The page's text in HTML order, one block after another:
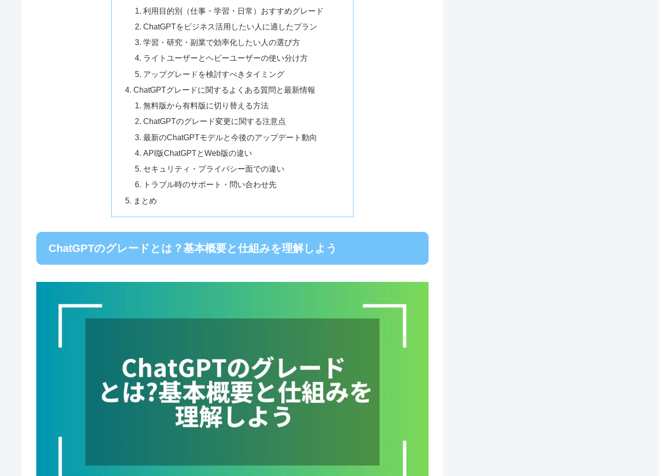
利用目的別（仕事・学習・日常）おすすめグレード
ChatGPTをビジネス活用したい人に適したプラン
学習・研究・副業で効率化したい人の選び方
ライトユーザーとヘビーユーザーの使い分け方
アップグレードを検討すべきタイミング
ChatGPTグレードに関するよくある質問と最新情報
無料版から有料版に切り替える方法
ChatGPTのグレード変更に関する注意点
最新のChatGPTモデルと今後のアップデート動向
API版ChatGPTとWeb版の違い
セキュリティ・プライバシー面での違い
トラブル時のサポート・問い合わせ先
まとめ
ChatGPTのグレードとは？基本概要と仕組みを理解しよう